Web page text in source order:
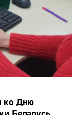
ко Дню